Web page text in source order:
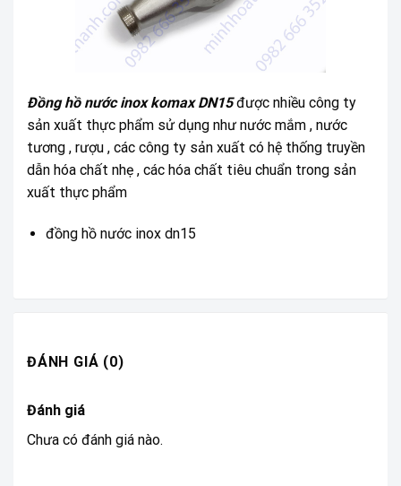
Đồng hồ nước inox komax DN15được nhiều công ty
sản xuất thực phẩm sử dụng như nước mắm , nước
tương , rượu , các công ty sản xuất có hệ thống truyền
dẫn hóa chất nhẹ , các hóa chất tiêu chuẩn trong sản
xuất thực phẩm
đồng hồ nước inox dn15
ĐÁNH GIÁ (0)
Đánh giá
Chưa có đánh giá nào.